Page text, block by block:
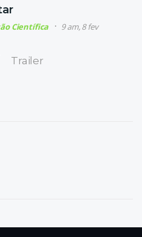
Científica 9 am, 8 fev
Trailer